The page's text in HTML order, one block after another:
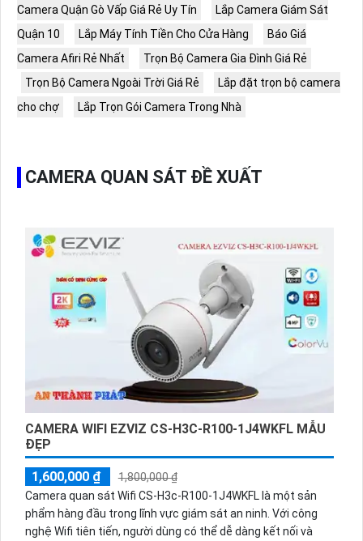
Camera Quận Gò Vấp Giá Rẻ Uy Tín
Lắp Camera Giám Sát
Quận 10
Lắp Máy Tính Tiền Cho Cửa Hàng
Báo Giá
Camera Afiri Rẻ Nhất
Trọn Bộ Camera Gia Đình Giá Rẻ
Trọn Bộ Camera Ngoài Trời Giá Rẻ
Lắp đặt trọn bộ camera
cho chợ
Lắp Trọn Gói Camera Trong Nhà
CAMERA QUAN SÁT ĐỀ XUẤT
CAMERA WIFI EZVIZ CS-H3C-R100-1J4WKFL MẪU
ĐẸP
1,600,000 ₫
1,800,000 ₫
Camera quan sát Wifi CS-H3c-R100-1J4WKFL là một sản
phẩm hàng đầu trong lĩnh vực giám sát an ninh. Với công
nghệ Wifi tiên tiến, người dùng có thể dễ dàng kết nối và